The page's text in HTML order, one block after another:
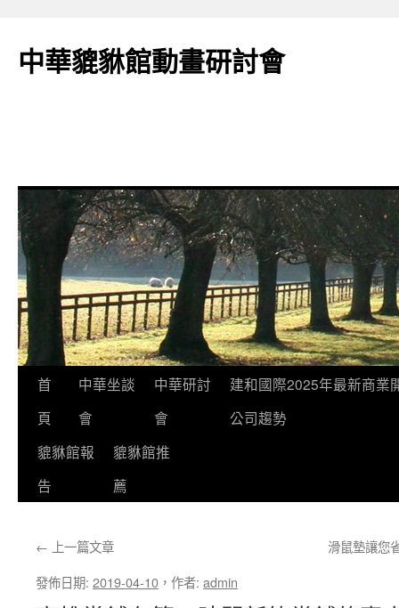
主
中華貔貅館動畫研討會
首
頁
中華坐談
會
中華研討
會
建和國際2025年最新商業
公司趨勢
貔貅館報
告
貔貅館推
薦
← 上一篇文章
滑鼠墊讓您
發佈日期: 2019-04-10 ， 作者: admin